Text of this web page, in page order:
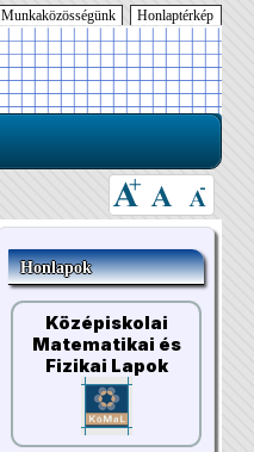
Honlaptérkép
Munkaközösségünk
Honlapok
Középiskolai
Matematikai és
Fizikai Lapok